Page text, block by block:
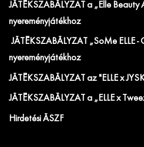
JÁTÉKSZABÁLYZAT a „Elle
nyereményjátékhoz
JÁTÉKSZABÁLYZAT „SoMe ELLE -
nyereményjátékhoz
JÁTÉKSZABÁLYZAT az "ELLE x
JÁTÉKSZABÁLYZAT a „ELLE x
Hirdetési ÁSZF